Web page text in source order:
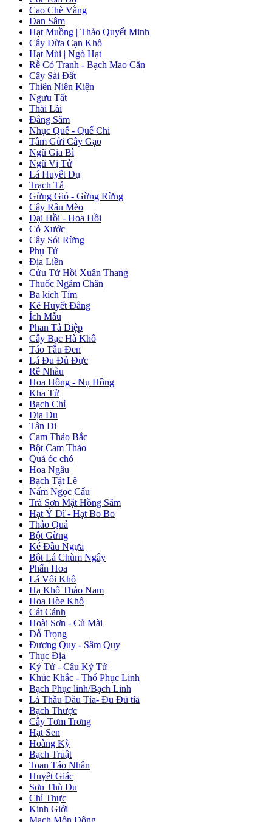
Cao Chè Vằng
Đan Sâm
Hạt Muồng | Thảo Quyết Minh
Cây Dừa Cạn Khô
Hạt Mùi | Ngò Hạt
Rễ Cỏ Tranh - Bạch Mao Căn
Cây Sài Đất
Thiên Niên Kiện
Ngưu Tất
Thài Lài
Đẳng Sâm
Nhục Quế - Quế Chi
Tầm Gửi Cây Gạo
Ngũ Gia Bì
Ngũ Vị Tử
Lá Huyết Dụ
Trạch Tả
Gừng Gió - Gừng Rừng
Cây Râu Mèo
Đại Hồi - Hoa Hồi
Cỏ Xước
Cây Sói Rừng
Phụ Tử
Địa Liền
Cửu Tử Hồi Xuân Thang
Thuốc Ngâm Chân
Ba kích Tím
Kê Huyết Đằng
Ích Mẫu
Phan Tả Diệp
Cây Bạc Hà Khô
Táo Tầu Đen
Lá Đu Đủ Đực
Rễ Nhàu
Hoa Hồng - Nụ Hồng
Kha Tử
Bạch Chỉ
Địa Du
Tân Di
Cam Thảo Bắc
Bột Cam Thảo
Quả óc chó
Hoa Ngâu
Bạch Tật Lê
Nấm Ngọc Cẩu
Trà Sơn Mật Hồng Sâm
Hạt Ý Dĩ - Hạt Bo Bo
Thảo Quả
Bột Gừng
Ké Đầu Ngựa
Bột Lá Chùm Ngây
Phấn Hoa
Lá Vối Khô
Hạ Khô Thảo Nam
Hoa Hòe Khô
Cát Cánh
Hoài Sơn - Củ Mài
Đỗ Trọng
Đương Quy - Sâm Quy
Thục Địa
Kỷ Tử - Câu Kỷ Tử
Khúc Khắc - Thổ Phục Linh
Bạch Phục linh/Bạch Linh
Lá Thầu Dầu Tía- Đu Đủ tía
Bạch Thược
Cây Tơm Trơng
Hạt Sen
Hoàng Kỳ
Bạch Truật
Toan Táo Nhân
Huyết Giác
Sơn Thù Du
Chỉ Thực
Kinh Giới
Mạch Môn Đông